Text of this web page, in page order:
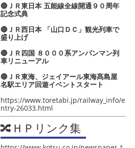
🔴ＪＲ東日本 五能線全線開通９０周年
記念式典
🔴ＪＲ西日本 「山口ＤＣ」観光列車で
盛り上げ
🔴ＪＲ四国 ８０００系アンパンマン列
車リニューアル
🔴ＪＲ東海、ジェイアール東海髙島屋
名駅エリア回遊イベントスタート
https://www.toretabi.jp/railway_info/e
ntry-26033.html
🔀ＨＰリンク集